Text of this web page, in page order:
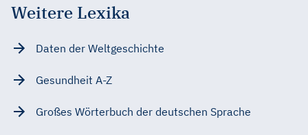
Weitere Lexika
Daten der Weltgeschichte
Gesundheit A-Z
Großes Wörterbuch der deutschen Sprache